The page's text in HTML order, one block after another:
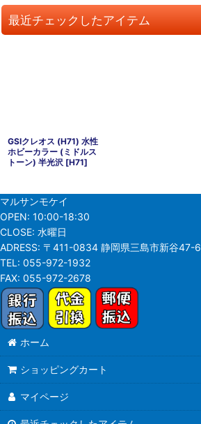
最近チェックしたアイテム
GSIクレオス (H71) 水性
ホビーカラー (ミドルス
トーン) 半光沢 [H71]
マルサンモケイ
OPEN: 10:00-18:30
CLOSE: 水曜日
ADRESS: 〒411-0834 静岡県三島市新谷47-6
TEL: 055-972-1932
FAX: 055-972-2678
ホーム
ショッピングカート
マイページ